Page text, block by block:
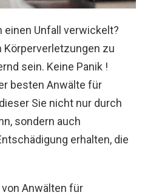
einen Unfall verwickelt?
Körperverletzungen zu
sein. Keine Panik !
besten Anwälte für
Sie nicht nur durch
sondern auch
erhalten, die
Anwälten für